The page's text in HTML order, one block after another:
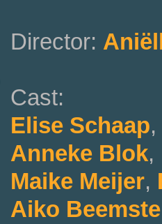
Director:
Cast:
Elise Schaap,
Anneke Blok,
Maike Meijer,
Aiko